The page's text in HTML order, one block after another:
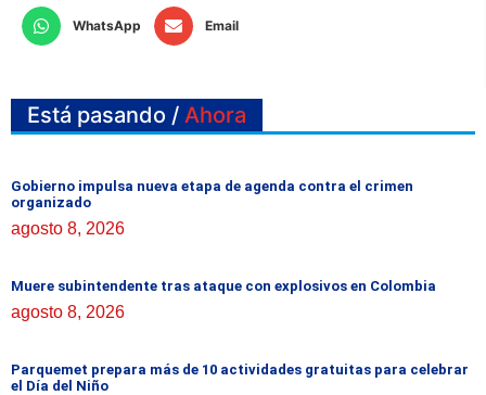
WhatsApp Email
Está pasando / Ahora
Gobierno impulsa nueva etapa de agenda contra el crimen
organizado
agosto 8, 2026
Muere subintendente tras ataque con explosivos en Colombia
agosto 8, 2026
Parquemet prepara más de 10 actividades gratuitas para celebrar
el Día del Niño